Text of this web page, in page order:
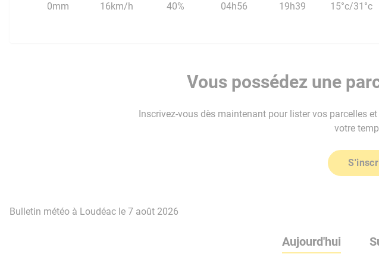
0mm 16km/h 40% 04h56 19h39 15°c/31°c
Vous possédez une
Inscrivez-vous dès maintenant pour lister vos parcelles
votre
Bulletin météo à Loudéac le 7 août 2026
Aujourd'hui